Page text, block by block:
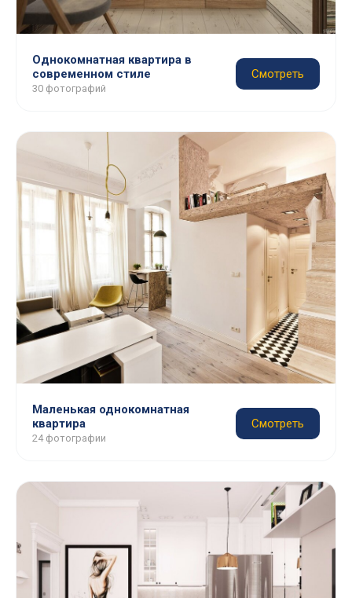
Однокомнатная квартира в
современном стиле
30 фотографий
Смотреть
Маленькая однокомнатная
квартира
24 фотографии
Смотреть